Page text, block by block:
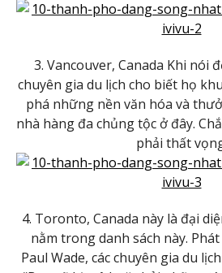
3. Vancouver, Canada Khi nói
chuyên gia du lịch cho biết họ
phá những nền văn hóa và
nhà hàng đa chủng tộc ở đây.
phải thất
4. Toronto, Canada này là đại
nằm trong danh sách này.
Paul Wade, các chuyên gia du